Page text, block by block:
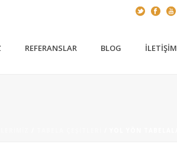
REFERANSLAR BLOG İLETIŞIM